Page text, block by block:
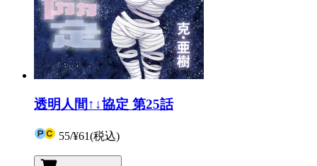
透明人間↑↓協定 第25話
55/¥61(税込)